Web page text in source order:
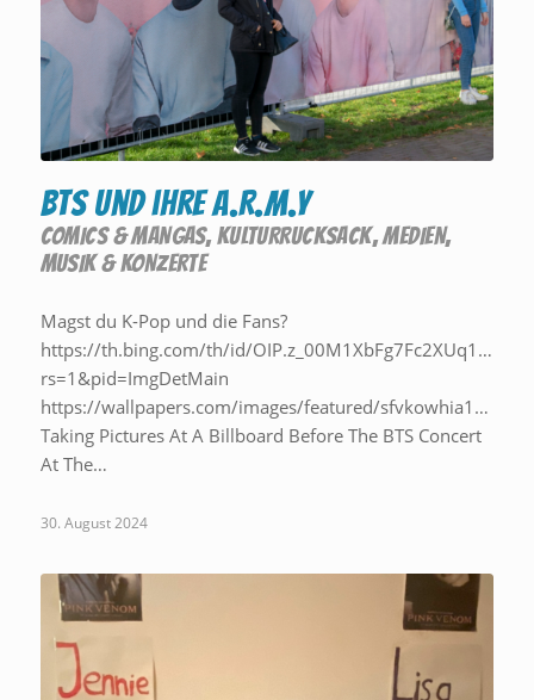
BTS und ihre A.R.M.Y
COMICS & MANGAS, KULTURRUCKSACK,MEDIEN,
MUSIK & KONZERTE
Magst du K-Pop und die Fans?
https://th.bing.com/th/id/
rs=1&pid=ImgDetMain
https://wallpapers.com/images/featured/
Taking Pictures At A Billboard Before The BTS Concert
At The…
30. August 2024